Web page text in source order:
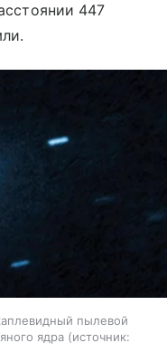
447
пылевой
ядра
источник: